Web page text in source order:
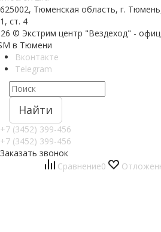
625002, Тюменская область, г.
1, ст. 4
© Экстрим центр "Вездеход" -
в Тюмени
Вконтакте
Telegram
Найти
+7 (3452) 399-456
+7 (3452) 399-456
Заказать звонок
Сравнение0